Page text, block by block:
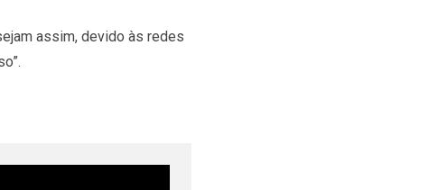
assim, devido às redes